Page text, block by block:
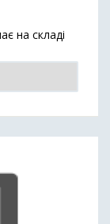
на складі